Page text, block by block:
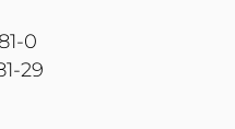
0
29